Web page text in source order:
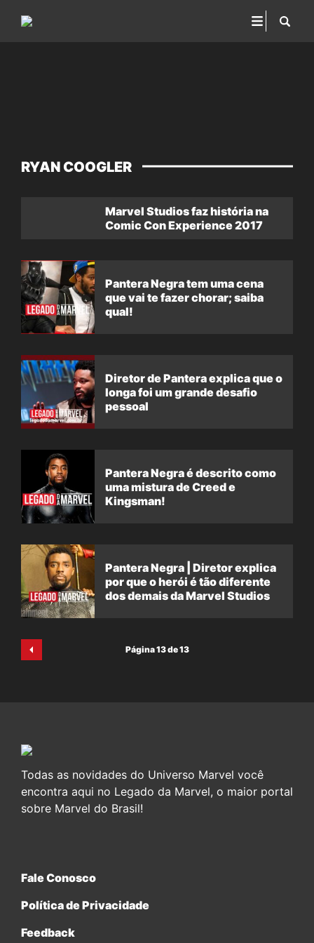
RYAN COOGLER
Marvel Studios faz história na
Comic Con Experience 2017
Pantera Negra tem uma cena
que vai te fazer chorar; saiba
qual!
Diretor de Pantera explica que o
longa foi um grande desafio
pessoal
Pantera Negra é descrito como
uma mistura de Creed e
Kingsman!
Pantera Negra | Diretor explica
por que o herói é tão diferente
dos demais da Marvel Studios
Página 13 de 13
Todas as novidades do Universo Marvel você
encontra aqui no Legado da Marvel, o maior portal
sobre Marvel do Brasil!
Fale Conosco
Política de Privacidade
Feedback